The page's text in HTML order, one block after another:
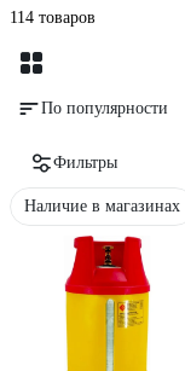
114 товаров
По популярности
Фильтры
Наличие в магазинах